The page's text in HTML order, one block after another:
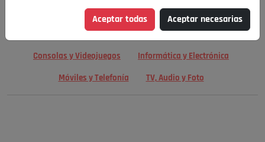
Cine, Libros y Música Coleccionismo Otros
Consolas y Videojuegos Informática y Electrónica
Móviles y Telefonía TV, Audio y Foto
Aceptar todas Aceptar necesarias